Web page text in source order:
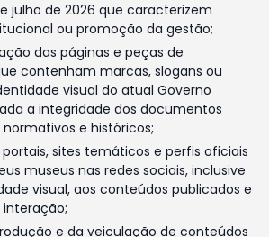
julho de 2026 que caracterizem
ou promoção da gestão;
das páginas e peças de
contenham marcas, slogans ou
visual do atual Governo
a integridade dos documentos
e históricos;
sites temáticos e perfis oficiais
museus nas redes sociais, inclusive
visual, aos conteúdos publicados e
interação;
e da veiculação de conteúdos